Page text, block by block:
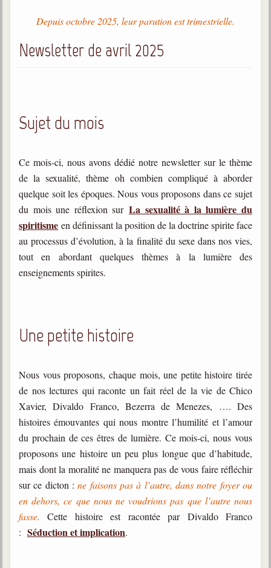
1846-1927
Gabriel Delanne
1857-1926
1927-2025
Ouvrages
Bibliothèque spirite
Documents
Bulletins "Le Spiritisme"
Maximes
Enregistrements
séance d'aide spirituelle
Diaporamas
Powerpoints
Enseignement
Cours dispensés au Centre
L'Agora
Posez-nous des questions
Depuis octobre 2025, leur parution est trimestrielle.
Newsletter de avril 2025
Sujet du mois
Ce mois-ci, nous avons dédié notre newsletter sur le thème
de la sexualité, thème oh combien compliqué à aborder
quelque soit les époques. Nous vous proposons dans ce sujet
du mois une réflexion sur La sexualité à la lumière du
spiritisme en définissant la position de la doctrine spirite face
au processus d’évolution, à la finalité du sexe dans nos vies,
tout en abordant quelques thèmes à la lumière des
enseignements spirites.
Une petite histoire
Nous vous proposons, chaque mois, une petite histoire tirée
de nos lectures qui raconte un fait réel de la vie de Chico
Xavier, Divaldo Franco, Bezerra de Menezes, …. Des
histoires émouvantes qui nous montre l’humilité et l’amour
du prochain de ces êtres de lumière. Ce mois-ci, nous vous
proposons une histoire un peu plus longue que d’habitude,
mais dont la moralité ne manquera pas de vous faire réfléchir
sur ce dicton :ne faisons pas à l’autre, dans notre foyer ou
en dehors, ce que nous ne voudrions pas que l’autre nous
fasse.Cette histoire est racontée par Divaldo Franco
: Séduction et implication.